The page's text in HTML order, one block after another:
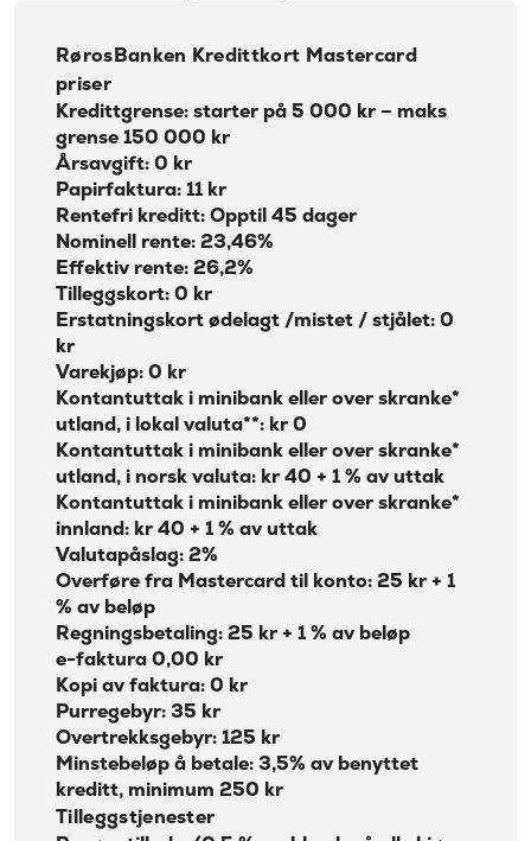
RørosBanken Kredittkort Mastercard
priser
Kredittgrense: starter på 5 000 kr – maks
grense 150 000 kr
Årsavgift: 0 kr
Papirfaktura: 11 kr
Rentefri kreditt: Opptil 45 dager
Nominell rente: 23,46%
Effektiv rente: 26,2%
Tilleggskort: 0 kr
Erstatningskort ødelagt /mistet / stjålet: 0
kr
Varekjøp: 0 kr
Kontantuttak i minibank eller over skranke*
utland, i lokal valuta**: kr 0
Kontantuttak i minibank eller over skranke*
utland, i norsk valuta: kr 40 + 1 % av uttak
Kontantuttak i minibank eller over skranke*
innland: kr 40 + 1 % av uttak
Valutapåslag: 2%
Overføre fra Mastercard til konto: 25 kr + 1
% av beløp
Regningsbetaling: 25 kr + 1 % av beløp
e-faktura 0,00 kr
Kopi av faktura: 0 kr
Purregebyr: 35 kr
Overtrekksgebyr: 125 kr
Minstebeløp å betale: 3,5% av benyttet
kreditt, minimum 250 kr
Tilleggstjenester